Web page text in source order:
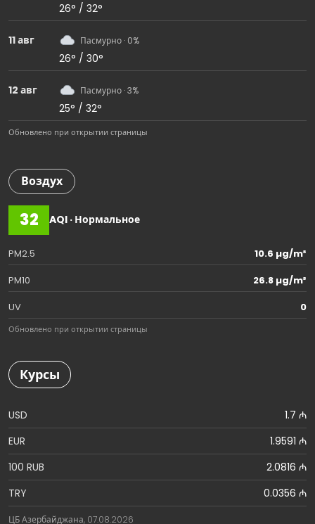
26° / 32°
11 авг Пасмурно · 0%
26° / 30°
12 авг Пасмурно · 3%
25° / 32°
Обновлено при открытии страницы
Воздух
32 AQI · Нормальное
PM2.5
10.6 µg/m³
PM10
26.8 µg/m³
UV
0
Обновлено при открытии страницы
Курсы
USD
1.7 ₼
EUR
1.9591 ₼
100 RUB
2.0816 ₼
TRY
0.0356 ₼
ЦБ Азербайджана, 07.08.2026